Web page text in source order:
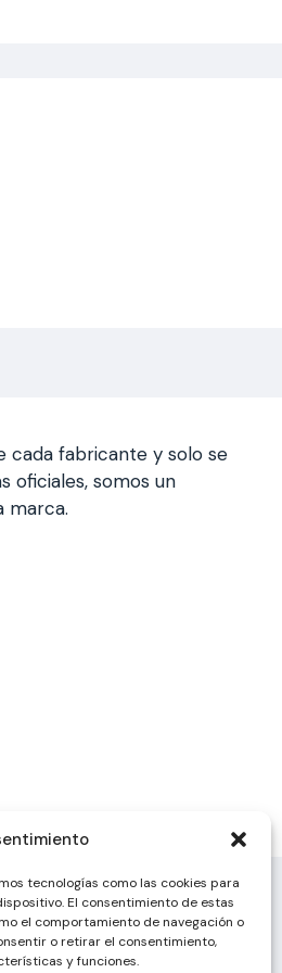
tecnologías como las cookies para
El consentimiento de estas
el comportamiento de navegación o
o retirar el consentimiento,
y funciones.
cada fabricante y solo se
oficiales, somos un
marca.